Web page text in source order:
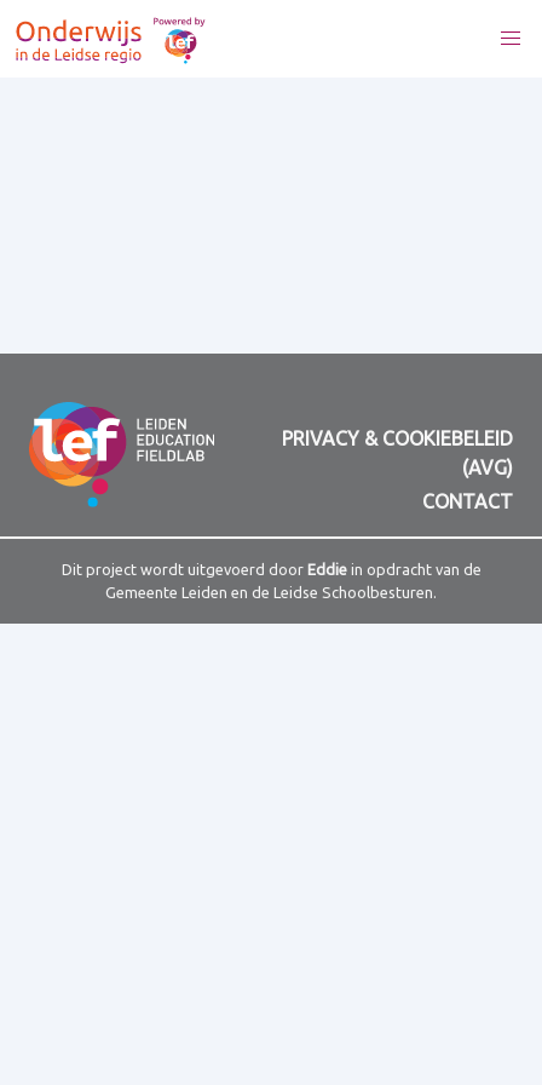
PRIVACY & COOKIEBELEID
(AVG)
CONTACT
Dit project wordt uitgevoerd door Eddiein opdracht van de
Gemeente Leiden en de Leidse Schoolbesturen.